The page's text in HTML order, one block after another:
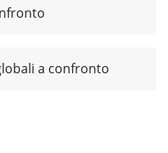
a confronto